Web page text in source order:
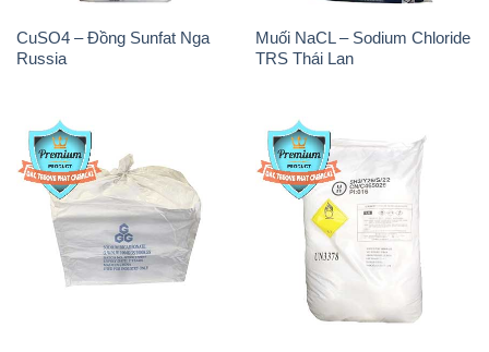
CuSO4 – Đồng Sunfat Nga
Russia
Muối NaCL – Sodium Chloride
TRS Thái Lan